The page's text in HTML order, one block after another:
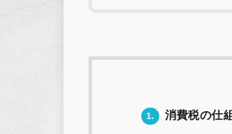
1. 消費税の仕